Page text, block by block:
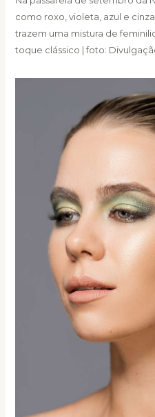
como roxo, violeta, azul e
trazem uma mistura de
toque clássico | foto: